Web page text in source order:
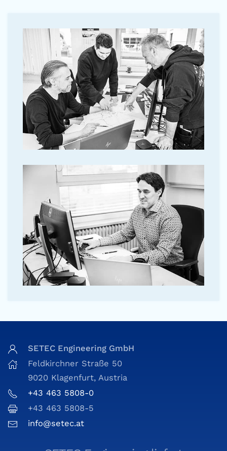
SETEC Engineering GmbH
Feldkirchner Straße 50
9020 Klagenfurt, Austria
+43 463 5808-0
+43 463 5808-5
info@setec.at